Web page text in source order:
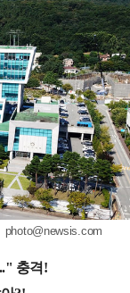
photo@newsis.com